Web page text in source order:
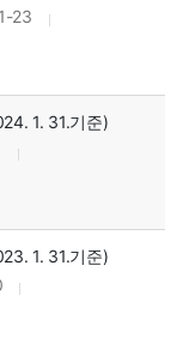
23
1. 31.기준)
1. 31.기준)